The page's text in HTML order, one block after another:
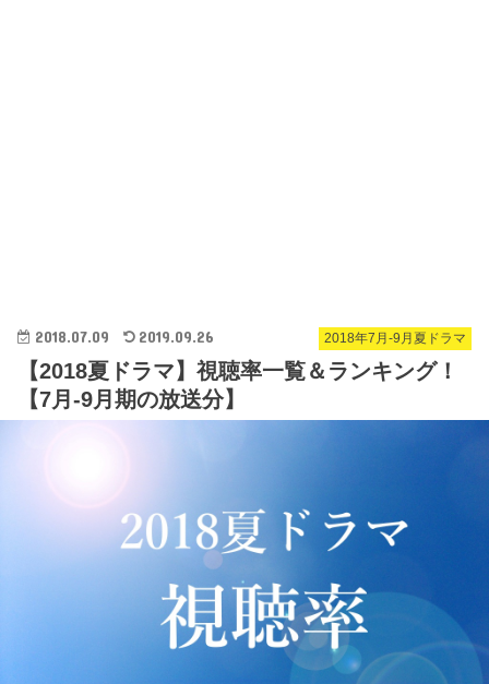
2018年7月-9月夏ドラマ
2018.07.09 2019.09.26
【2018夏ドラマ】視聴率一覧＆ランキング！
【7月-9月期の放送分】